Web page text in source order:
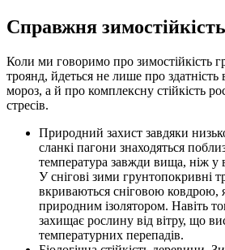
Справжня
Коли ми говоримо про зимостійкість
троянд, йдеться не лише про
мороз, а й про комплексну стійкість
стресів.
Природний захист завдяки
сланкі пагони знаходяться
температура завжди вища, ніж у
У снігові зими грунтопокривні
вкриваються сніговою ковдрою,
природним ізолятором. Навіть
захищає рослину від вітру, що
температурних перепадів.